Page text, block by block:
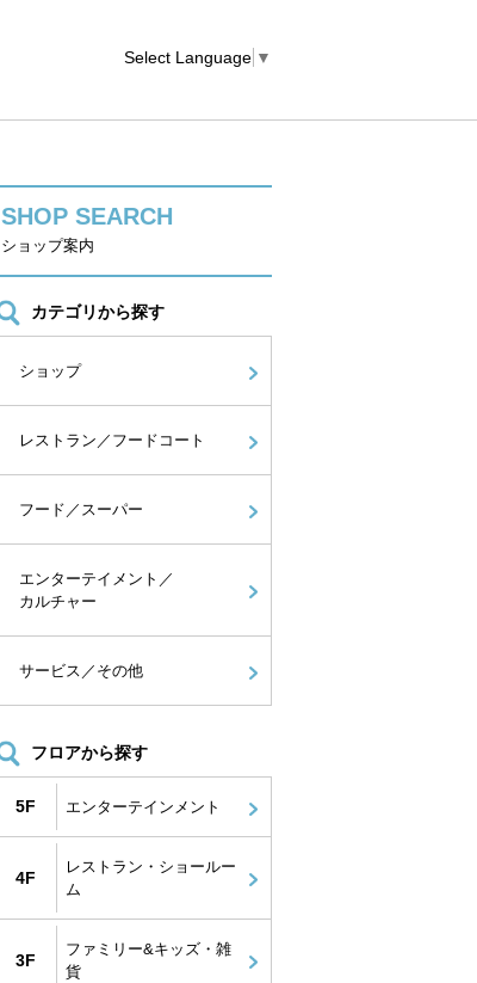
Select Language ▼
SHOP SEARCH
ショップ案内
カテゴリから探す
ショップ
レストラン／フードコート
フード／スーパー
エンターテイメント／
カルチャー
サービス／その他
フロアから探す
5F エンターテインメント
4F
レストラン・ショールー
ム
3F
ファミリー&キッズ・雑
貨